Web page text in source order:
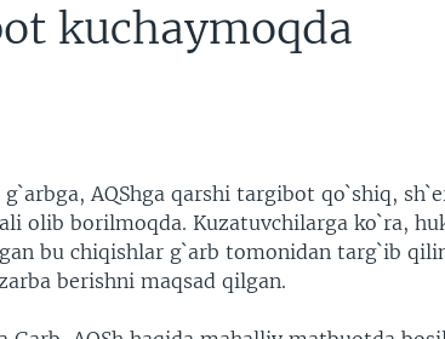
kuchaymoqda
g`arbga, AQShga qarshi targibot qo`shiq,
olib borilmoqda. Kuzatuvchilarga ko`ra,
bu chiqishlar g`arb tomonidan targ`ib
berishni maqsad qilgan.